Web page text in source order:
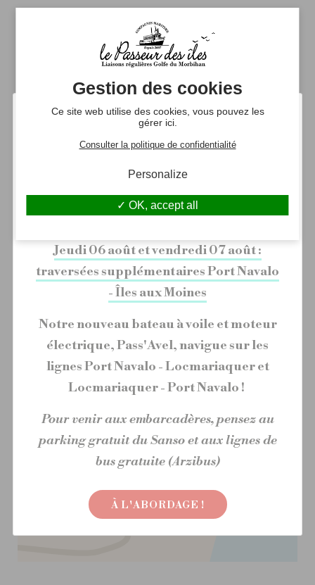
Itinéraire de la croisière Locmariaquer -
Gavrinis
Embarcadère : Locmariaquer
21 Rue du Guilvin
56740 Locmariaquer
ITINÉRAIRE
Gestion des cookies
Ce site web utilise des cookies, vous pouvez les
gérer ici.
Consulter la politique de confidentialité
Personalize
OK, accept all
Jeudi 06 août et vendredi 07 août :
traversées supplémentaires Port Navalo
- Îles aux Moines
Notre nouveau bateau à voile et moteur
électrique, Pass'Avel, navigue sur les
lignes Port Navalo - Locmariaquer et
Locmariaquer - Port Navalo !
Pour venir aux embarcadères, pensez au
parking gratuit du Sanso et aux lignes de
bus gratuite (Arzibus)
À L'ABORDAGE !